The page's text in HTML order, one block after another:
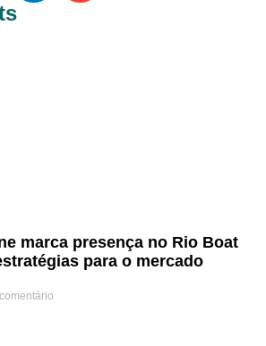
marca presença no Rio Boat
para o mercado